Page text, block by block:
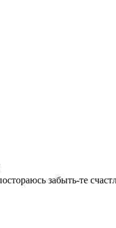
забыть-те